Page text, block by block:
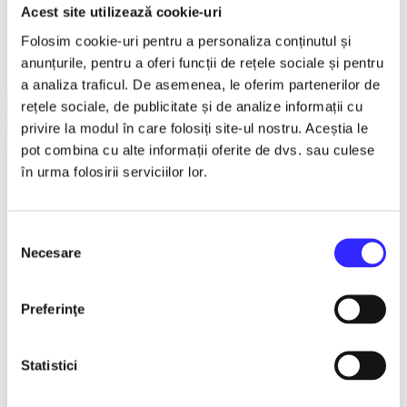
Acest site utilizează cookie-uri
Folosim cookie-uri pentru a personaliza conținutul și
anunțurile, pentru a oferi funcții de rețele sociale și pentru
a analiza traficul. De asemenea, le oferim partenerilor de
rețele sociale, de publicitate și de analize informații cu
privire la modul în care folosiți site-ul nostru. Aceștia le
pot combina cu alte informații oferite de dvs. sau culese
în urma folosirii serviciilor lor.
consimțământului
Necesare
Preferinţe
Statistici
Teatru
Trupa de teatru YuPPie ArT
Compania de Teatru Concordia
Reduceri bilete
Vezi mai multe
Vezi mai puțin
RASPUTIN - Piatra Neamt